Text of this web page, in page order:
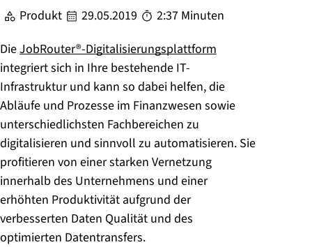
Produkt 29.05.2019
2:37 Minuten
DieJobRouter®-Digitalisierungsplattform
integriert sich in Ihre bestehende IT-
Infrastruktur und kann so dabei helfen, die
Abläufe und Prozesse im Finanzwesen sowie
unterschiedlichsten Fachbereichen zu
digitalisieren und sinnvoll zu automatisieren. Sie
profitieren von einer starken Vernetzung
innerhalb des Unternehmens und einer
erhöhten Produktivität aufgrund der
verbesserten Daten Qualität und des
optimierten Datentransfers.